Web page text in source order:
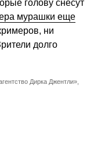
голову снесут
мурашки еще
ни
долго
Дирка Джентли»,